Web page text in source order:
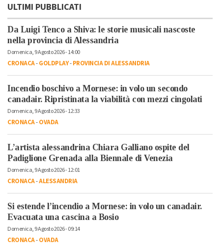
ULTIMI PUBBLICATI
Da Luigi Tenco a Shiva: le storie musicali nascoste
nella provincia di Alessandria
Domenica, 9 Agosto 2026 - 14:00
CRONACA-GOLDPLAY-PROVINCIA DI ALESSANDRIA
Incendio boschivo a Mornese: in volo un secondo
canadair. Ripristinata la viabilità con mezzi cingolati
Domenica, 9 Agosto 2026 - 12:33
CRONACA-OVADA
L’artista alessandrina Chiara Galliano ospite del
Padiglione Grenada alla Biennale di Venezia
Domenica, 9 Agosto 2026 - 12:01
CRONACA-ALESSANDRIA
Si estende l’incendio a Mornese: in volo un canadair.
Evacuata una cascina a Bosio
Domenica, 9 Agosto 2026 - 09:14
CRONACA-OVADA